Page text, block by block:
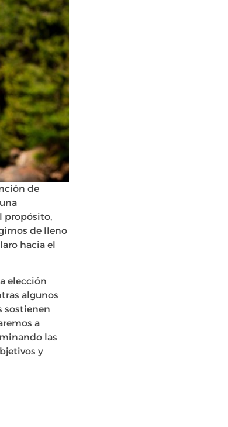
de
propósito,
de lleno
hacia el
elección
algunos
sostienen
a
las
y